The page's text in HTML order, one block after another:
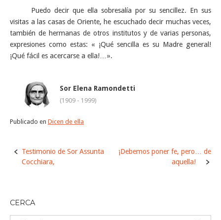
Puedo decir que ella sobresalía por su sencillez. En sus
visitas a las casas de Oriente, he escuchado decir muchas veces,
también de hermanas de otros institutos y de varias personas,
expresiones como estas: « ¡Qué sencilla es su Madre general!
¡Qué fácil es acercarse a ella!…».
Sor Elena Ramondetti
(1909 - 1999)
Publicado en Dicen de ella
Navegación
de
Testimonio de Sor Assunta
Cocchiara,
¡Debemos poner fe, pero… de
aquella!
CERCA